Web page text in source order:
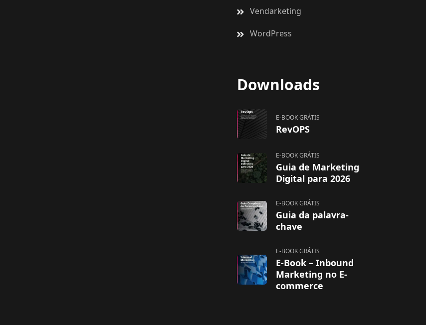
Vendarketing
WordPress
Downloads
E-BOOK GRÁTIS
RevOPS
E-BOOK GRÁTIS
Guia de Marketing
Digital para 2026
E-BOOK GRÁTIS
Guia da palavra-
chave
E-BOOK GRÁTIS
E-Book – Inbound
Marketing no E-
commerce